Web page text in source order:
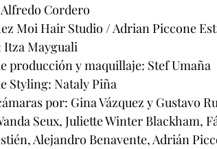
Cordero
Moi Hair Studio / Adrian Piccone
Itza Mayguali
producción y maquillaje: Stef Umaña
Styling: Nataly Piña
por: Gina Vázquez y Gustavo
Seux, Juliette Winter Blackham,
Alejandro Benavente, Adrián